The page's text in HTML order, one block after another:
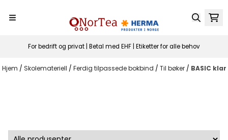
For bedrift og privat | Betal med EHF | Etiketter for alle behov
Hjem / Skolemateriell / Ferdig tilpassede bokbind / Til bøker / BASIC klar